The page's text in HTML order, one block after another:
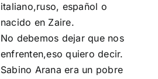
italiano,ruso, español o
nacido en Zaire.
No debemos dejar que nos
enfrenten,eso quiero decir.
Sabino Arana era un pobre